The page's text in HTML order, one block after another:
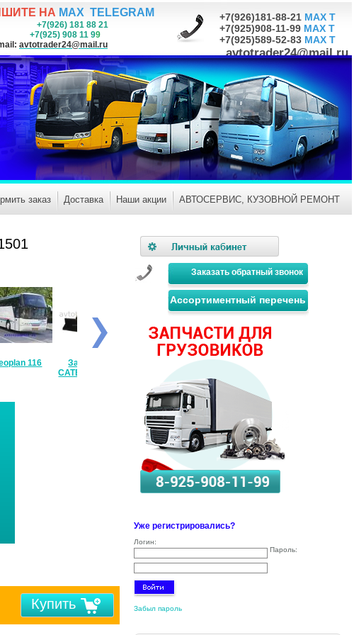
+7(926)181-88-21 MAX T
+7(925)908-11-99 MAX T
+7(925)589-52-83 MAX T
avtotrader24@mail.ru
НА MAX TELEGRAM
+7(926) 181 88 21
908 11 99
avtotrader24@mail.ru
заказ Доставка Наши акции АВТОСЕРВИС, КУЗОВНОЙ РЕМОНТ
116
Запчасти
CATERPILLAR
CATERPILLAR Запчасти JCB
Купить
Заказать обратный звонок
Ассортиментный перечень
Уже регистрировались?
Логин:
Пароль:
Забыл пароль